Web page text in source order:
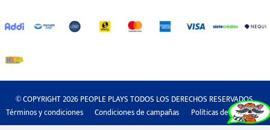
© COPYRIGHT 2026 PEOPLE PLAYS TODOS LOS DERECHOS RESERVADOS.
Términos y condiciones
Condiciones de campañas Políticas de privacidad